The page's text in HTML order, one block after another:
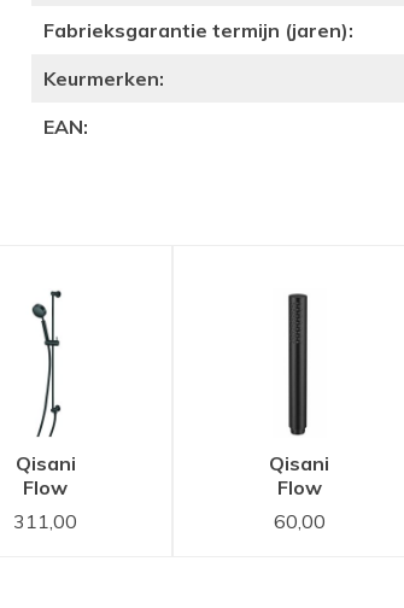
Fabrieksgarantie termijn (jaren):
Keurmerken:
EAN:
Qisani
Flow
glijstangset
Zwart
311,00
Qisani
Flow
staafhanddouche
Zwart
60,00